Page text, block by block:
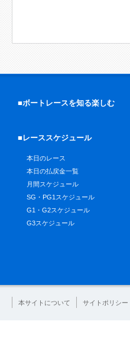
■ボートレースを知る楽しむ
■レーススケジュール
本日のレース
本日の払戻金一覧
月間スケジュール
SG・PG1スケジュール
G1・G2スケジュール
G3スケジュール
本サイトについて サイトポリシー